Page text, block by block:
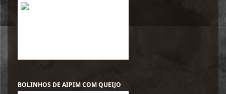
BOLINHOS DE AIPIM COM QUEIJO